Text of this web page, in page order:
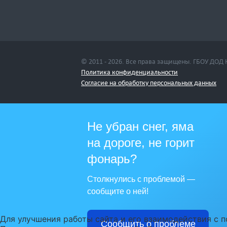
© 2011 - 2026. Все права защищены. ГБОУ
Политика конфиденциальности
Cогласие на обработку персональных данных
Не убран снег, яма
на дороге, не горит
фонарь?
Столкнулись с проблемой —
сообщите о ней!
Сообщить о проблеме
Для улучшения работы сайта и его взаимодействия с